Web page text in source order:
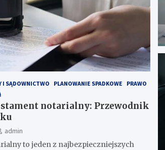
I SĄDOWNICTWO PLANOWANIE SPADKOWE
PRAWO
notarialny: Przewodnik
admin
to jeden z najbezpieczniejszych